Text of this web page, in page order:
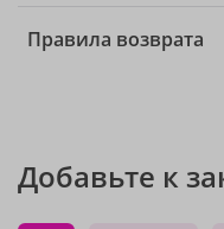
Правила возврата
Добавьте к